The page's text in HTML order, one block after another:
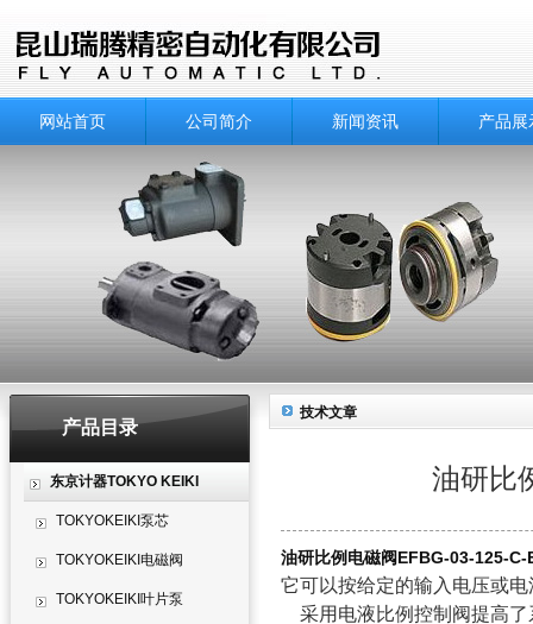
网站首页 公司简介 新闻资讯 产品展
产品目录
东京计器TOKYO KEIKI
TOKYOKEIKI泵芯
TOKYOKEIKI电磁阀
TOKYOKEIKI叶片泵
技术文章
油研比
油研比例电磁阀EFBG-03-125-C-
它可以按给定的输入电压或
采用电液比例控制阀提高了